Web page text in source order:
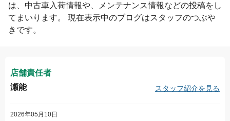
は、中古車入荷情報や、メンテナンス情報などの投稿をし
てまいります。 現在表示中のブログはスタッフのつぶや
き です。
店舗責任者
瀬能
スタッフ紹介を見る
2026年05月10日